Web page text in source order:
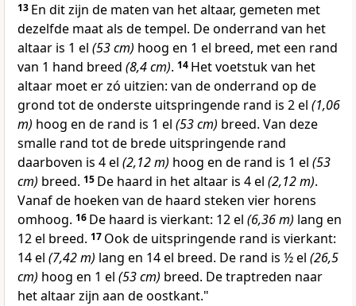
13 En dit zijn de maten van het altaar, gemeten met
dezelfde maat als de tempel. De onderrand van het
altaar is 1 el (53 cm) hoog en 1 el breed, met een rand
van 1 hand breed (8,4 cm). 14 Het voetstuk van het
altaar moet er zó uitzien: van de onderrand op de
grond tot de onderste uitspringende rand is 2 el (1,06
m) hoog en de rand is 1 el (53 cm) breed. Van deze
smalle rand tot de brede uitspringende rand
daarboven is 4 el (2,12 m) hoog en de rand is 1 el (53
cm) breed. 15 De haard in het altaar is 4 el (2,12 m).
Vanaf de hoeken van de haard steken vier horens
omhoog. 16 De haard is vierkant: 12 el (6,36 m) lang en
12 el breed. 17 Ook de uitspringende rand is vierkant:
14 el (7,42 m) lang en 14 el breed. De rand is ½ el (26,5
cm) hoog en 1 el (53 cm) breed. De traptreden naar
het altaar zijn aan de oostkant."